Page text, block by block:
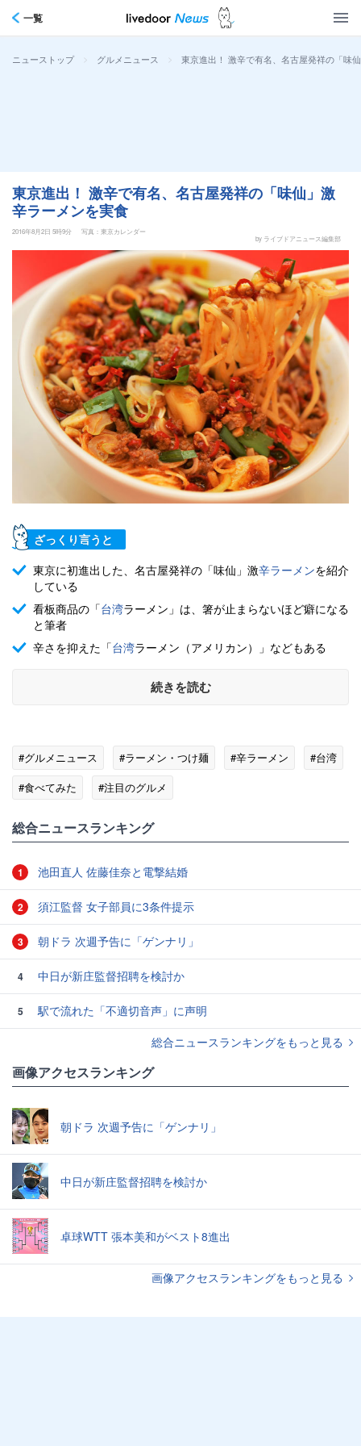
一覧
ニューストップ > グルメニュース > 東京進出！ 激辛で有名、名古屋発祥の「味
東京進出！ 激辛で有名、名古屋発祥の「味仙」激
辛ラーメンを実食
2016年8月2日 5時9分
写真：東京カレンダー
by ライブドアニュース編集部
ざっくり言うと
東京に初進出した、名古屋発祥の「味仙」激辛ラーメンを紹介
している
看板商品の「台湾ラーメン」は、箸が止まらないほど癖になる
と筆者
辛さを抑えた「台湾ラーメン（アメリカン）」などもある
続きを読む
#グルメニュース #ラーメン・つけ麺 #辛ラーメン
#台湾
#食べてみた
#注目のグルメ
総合ニュースランキング
1 池田直人 佐藤佳奈と電撃結婚
2 須江監督 女子部員に3条件提示
3 朝ドラ 次週予告に「ゲンナリ」
4 中日が新庄監督招聘を検討か
5
駅で流れた「不適切音声」に声明
総合ニュースランキングをもっと見る
画像アクセスランキング
朝ドラ 次週予告に「ゲンナリ」
中日が新庄監督招聘を検討か
卓球WTT 張本美和がベスト8進出
画像アクセスランキングをもっと見る